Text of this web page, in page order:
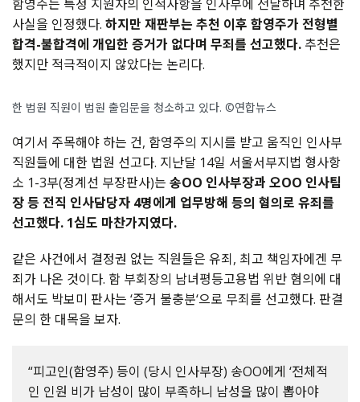
함영주는 특정 지원자의 인적사항을 인사부에 전달하며 추천한
사실을 인정했다. 하지만 재판부는 추천 이후 함영주가 전형별
합격-불합격에 개입한 증거가 없다며 무죄를 선고했다. 추천은
했지만 적극적이지 않았다는 논리다.
한 법원 직원이 법원 출입문을 청소하고 있다. ©연합뉴스
여기서 주목해야 하는 건, 함영주의 지시를 받고 움직인 인사부
직원들에 대한 법원 선고다. 지난달 14일 서울서부지법 형사항
소 1-3부(정계선 부장판사)는 송OO 인사부장과 오OO 인사팀
장 등 전직 인사담당자 4명에게 업무방해 등의 혐의로 유죄를
선고했다. 1심도 마찬가지였다.
같은 사건에서 결정권 없는 직원들은 유죄, 최고 책임자에겐 무
죄가 나온 것이다. 함 부회장의 남녀평등고용법 위반 혐의에 대
해서도 박보미 판사는 ‘증거 불충분‘으로 무죄를 선고했다. 판결
문의 한 대목을 보자.
“피고인(함영주) 등이 (당시 인사부장) 송OO에게 ‘전체적
인 인원 비가 남성이 많이 부족하니 남성을 많이 뽑아야